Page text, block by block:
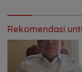
Rekomendasi